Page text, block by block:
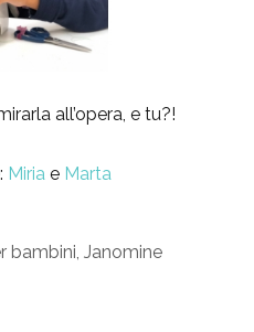
all’opera, e tu?!
Miria e Marta
bambini, Janomine